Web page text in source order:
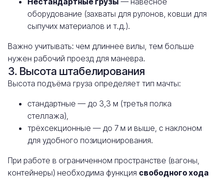
оборудование (захваты для рулонов, ковши для
сыпучих материалов и т.д.).
Важно учитывать: чем длиннее вилы, тем больше
нужен рабочий проезд для маневра.
3. Высота штабелирования
Высота подъёма груза определяет тип мачты:
стандартные — до 3,3 м (третья полка
стеллажа),
трёхсекционные — до 7 м и выше, с наклоном
для удобного позиционирования.
При работе в ограниченном пространстве (вагоны,
контейнеры) необходима функция свободного хода